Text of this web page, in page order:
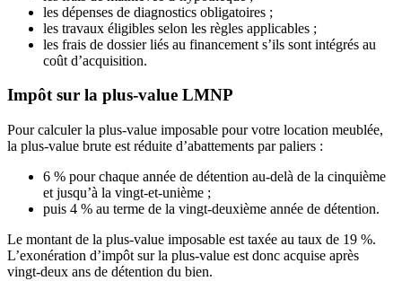
les dépenses de diagnostics obligatoires ;
les travaux éligibles selon les règles applicables ;
les frais de dossier liés au financement s’ils sont intégrés au
coût d’acquisition.
Impôt sur la plus-value LMNP
Pour calculer la plus-value imposable pour votre location meublée,
la plus-value brute est réduite d’abattements par paliers :
6 % pour chaque année de détention au-delà de la cinquième
et jusqu’à la vingt-et-unième ;
puis 4 % au terme de la vingt-deuxième année de détention.
Le montant de la plus-value imposable est taxée au taux de 19 %.
L’exonération d’impôt sur la plus-value est donc acquise après
vingt-deux ans de détention du bien.